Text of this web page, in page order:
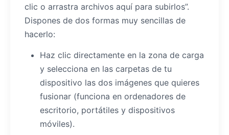
clic o arrastra archivos aquí para subirlos”.
Dispones de dos formas muy sencillas de
hacerlo:
Haz clic directamente en la zona de carga
y selecciona en las carpetas de tu
dispositivo las dos imágenes que quieres
fusionar (funciona en ordenadores de
escritorio, portátiles y dispositivos
móviles).